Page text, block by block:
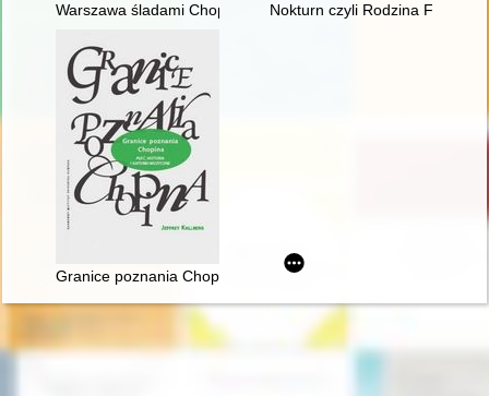
Warszawa śladami Chopina. SpacerownikNokturn czyli Rodzina
Granice poznania Chopina. Płeć, historia i gatunek muzyczny